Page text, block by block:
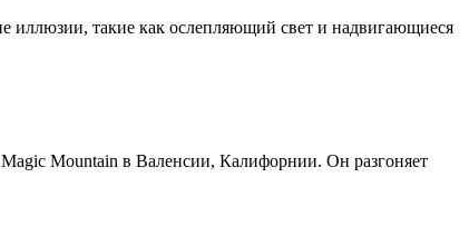
иллюзии, такие как ослепляющий свет и надвигающиеся
Mountain в Валенсии, Калифорнии. Он разгоняет